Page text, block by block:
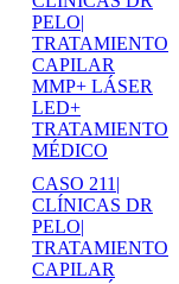
PELO|
TRATAMIENTO
CAPILAR
MMP+ LÁSER
LED+
TRATAMIENTO
MÉDICO
CASO 211|
CLÍNICAS DR
PELO|
TRATAMIENTO
CAPILAR